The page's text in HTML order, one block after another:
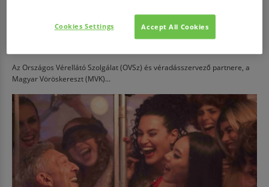
Az Országos Vérellátó Szolgálat (OVSz) és véradásszervező partnere, a
Magyar Vöröskereszt (MVK)...
Accept All Cookies
Cookies Settings